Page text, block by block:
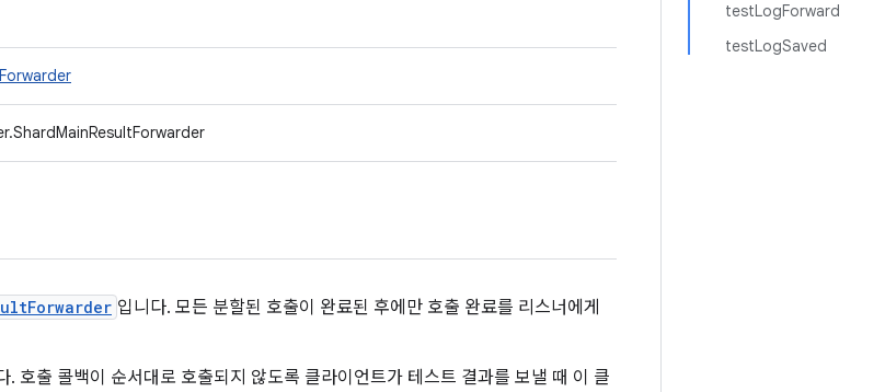
testLogForward
testLogSaved
입니다. 모든 분할된 호출이 완료된 후에만 호출 완료를 리스너에게
호출 콜백이 순서대로 호출되지 않도록 클라이언트가 테스트 결과를 보낼 때 이 클